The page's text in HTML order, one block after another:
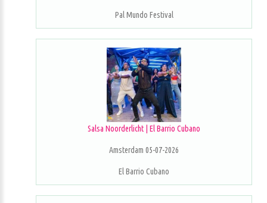
Pal Mundo Festival
Salsa Noorderlicht | El Barrio Cubano
Amsterdam 05-07-2026
El Barrio Cubano